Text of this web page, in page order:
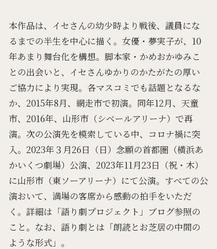
本作品は、イセさんの幼少時より戦後、議員にな
るまでの半生を中心に描く。女優・夢実子が、10
年あまり舞台化を構想。脚本家・かめおかゆみこ
との出会いと、イセさんゆかりのかたがたの厚い
ご協力により実現。各マスコミでも話題となるな
か、2015年8月、網走市で初演。同年12月、天童
市、2016年、山形市（シベールアリーナ）で再
演。次の公演先を模索している中、コロナ禍に突
入。2023年３月26日（日）念願の首都圏（横浜あ
かいくつ劇場）公演、2023年11月23日（祝・木）
に山形市（東ソーアリーナ）にて公演。すべての公
演おいて、満場の客席から感動の拍手をいただ
く。詳細は「語り劇プロジェクト」ブログ参照の
こと。なお、語り劇とは「朗読とお芝居の中間の
ような形式」。